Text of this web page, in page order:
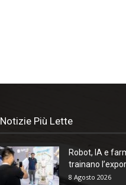
Notizie Più Lette
Robot, IA e
trainano
8 Agosto 2026